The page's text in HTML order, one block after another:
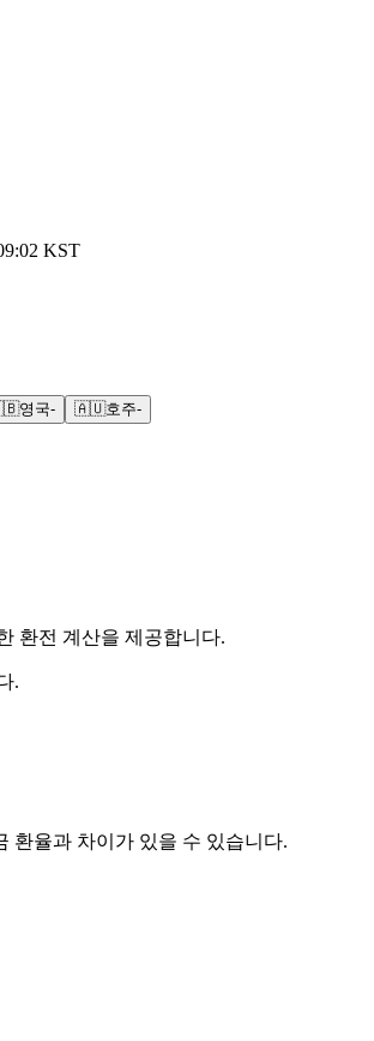
KST
영국- 🇦🇺호주-
환전 계산을 제공합니다.
.
환율과 차이가 있을 수 있습니다.